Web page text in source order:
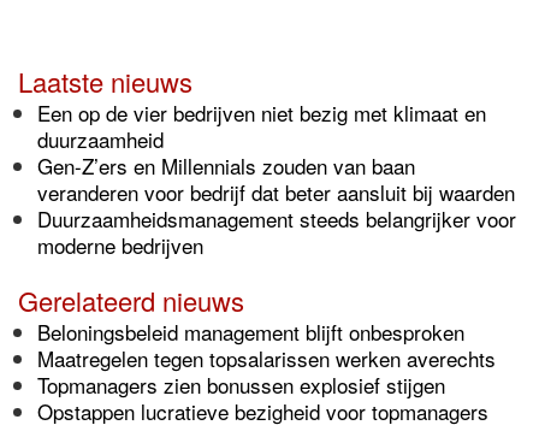
Laatste nieuws
Een op de vier bedrijven niet bezig met klimaat en
duurzaamheid
Gen-Z’ers en Millennials zouden van baan
veranderen voor bedrijf dat beter aansluit bij waarden
Duurzaamheidsmanagement steeds belangrijker voor
moderne bedrijven
Gerelateerd nieuws
Beloningsbeleid management blijft onbesproken
Maatregelen tegen topsalarissen werken averechts
Topmanagers zien bonussen explosief stijgen
Opstappen lucratieve bezigheid voor topmanagers